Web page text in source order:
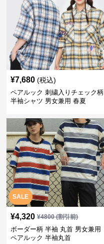
¥7,680 (税込)
ペアルック 刺繍入りチェック柄
半袖シャツ 男女兼用 春夏
SALE
¥4,320 ¥4800(割引前)
ボーダー柄 半袖 丸首 男女兼用
ペアルック 半袖丸首